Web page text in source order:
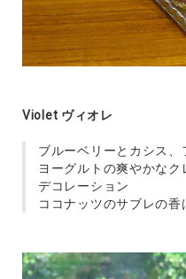
Violet ヴィオレ
ブルーベリーとカシス、
ヨーグルトの爽やかな
デコレーション
ココナッツのサブレの香